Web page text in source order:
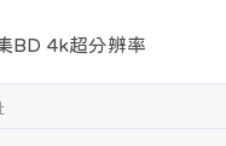
BD 4k超分辨率